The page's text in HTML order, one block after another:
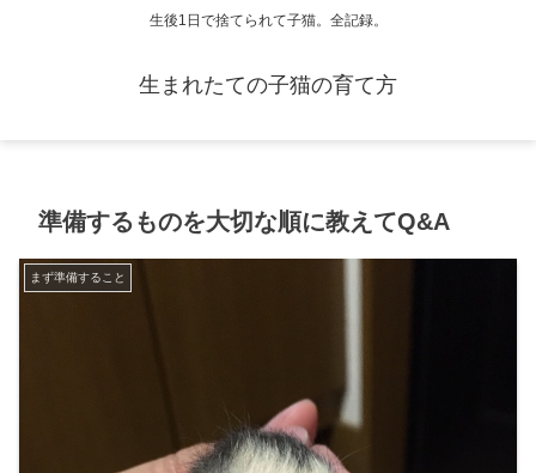
生後1日で捨てられて子猫。全記録。
生まれたての子猫の育て方
準備するものを大切な順に教えてQ&A
まず準備すること